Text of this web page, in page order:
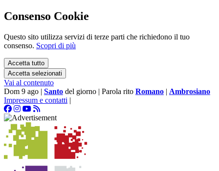
Consenso Cookie
Questo sito utilizza servizi di terze parti che richiedono il tuo
consenso. Scopri di più
Accetta tutto
Accetta selezionati
Vai al contenuto
Dom 9 ago | Santo del giorno | Parola rito Romano | Ambrosiano
Impressum e contatti |